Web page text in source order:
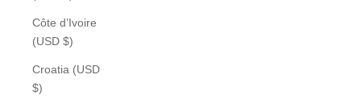
Côte d’Ivoire
(USD $)
Croatia (USD
$)